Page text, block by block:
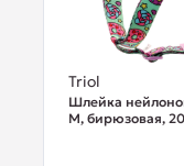
Triol
Шлейка
М, бирюзовая,